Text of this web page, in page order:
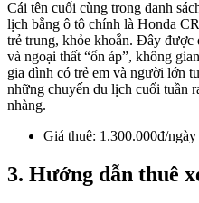
Cái tên cuối cùng trong danh
lịch bằng ô tô chính là Honda
trẻ trung, khỏe khoắn. Đây được
và ngoại thất “ổn áp”, không
gia đình có trẻ em và người lớn
những chuyến du lịch cuối tuần
nhàng.
Giá thuê: 1.300.000đ/ngày
3. Hướng dẫn thuê